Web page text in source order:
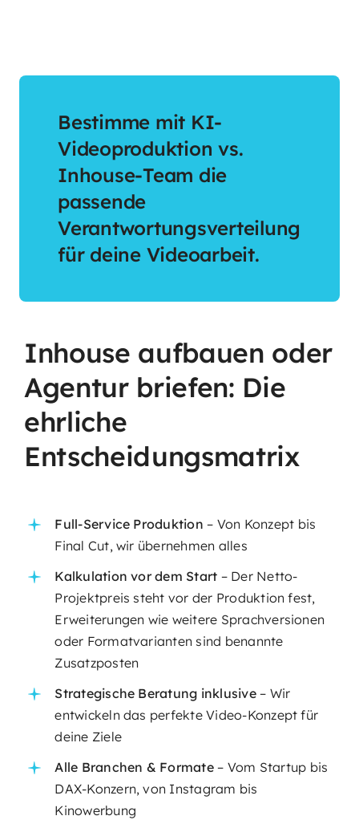
Bestimme mit KI-
Videoproduktion vs.
Inhouse-Team die
passende
Verantwortungsverteilung
für deine Videoarbeit.
Inhouse aufbauen oder
Agentur briefen: Die
ehrliche
Entscheidungsmatrix
Full-Service Produktion – Von Konzept bis
Final Cut, wir übernehmen alles
Kalkulation vor dem Start – Der Netto-
Projektpreis steht vor der Produktion fest,
Erweiterungen wie weitere Sprachversionen
oder Formatvarianten sind benannte
Zusatzposten
Strategische Beratung inklusive– Wir
entwickeln das perfekte Video-Konzept für
deine Ziele
Alle Branchen & Formate– Vom Startup bis
DAX-Konzern, von Instagram bis
Kinowerbung